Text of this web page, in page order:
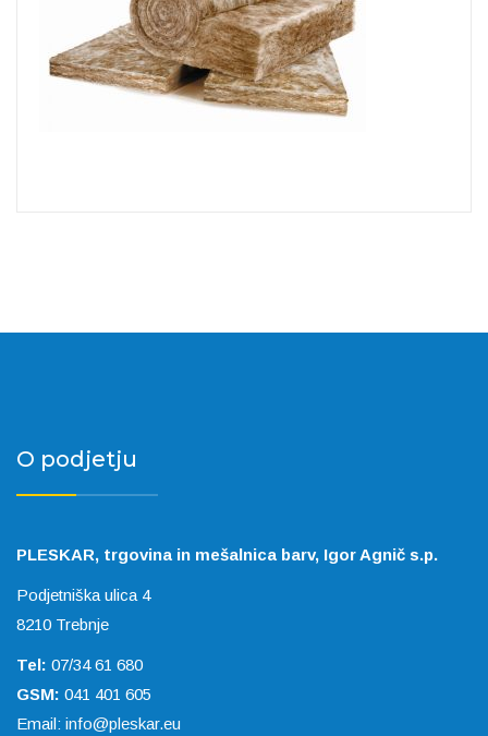
O podjetju
PLESKAR, trgovina in mešalnica barv, Igor Agnič s.p.
Podjetniška ulica 4
8210 Trebnje
Tel: 07/34 61 680
GSM: 041 401 605
Email: info@pleskar.eu